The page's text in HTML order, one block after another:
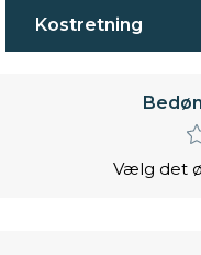
Kostretning
Vælg det